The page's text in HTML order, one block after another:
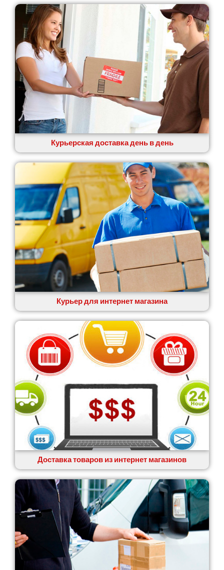
Курьерская доставка день в день
Курьер для интернет магазина
Доставка товаров из интернет магазинов